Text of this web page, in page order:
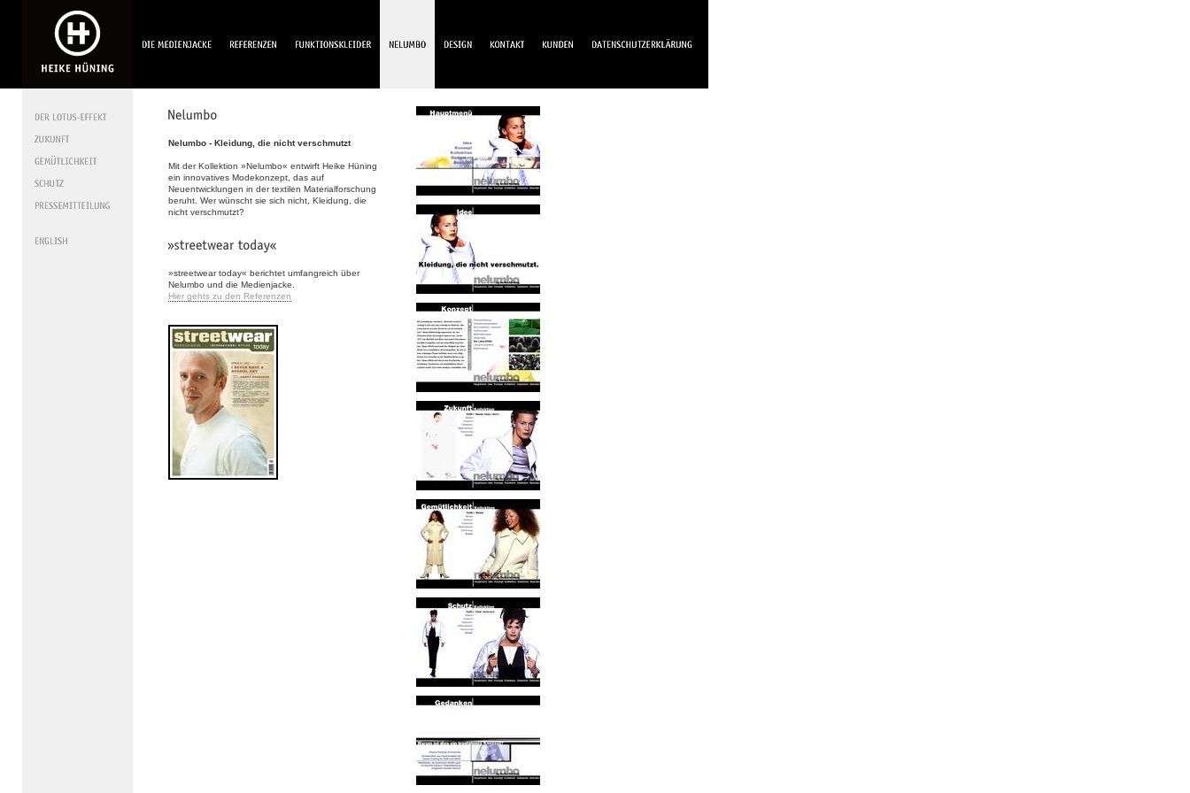
Nelumbo - Kleidung, die nicht verschmutzt
Mit der Kollektion »Nelumbo« entwirft Heike Hüning
ein innovatives Modekonzept, das auf
Neuentwicklungen in der textilen Materialforschung
beruht. Wer wünscht sie sich nicht, Kleidung, die
nicht verschmutzt?
»streetwear today« berichtet umfangreich über
Nelumbo und die Medienjacke.
Hier gehts zu den Referenzen